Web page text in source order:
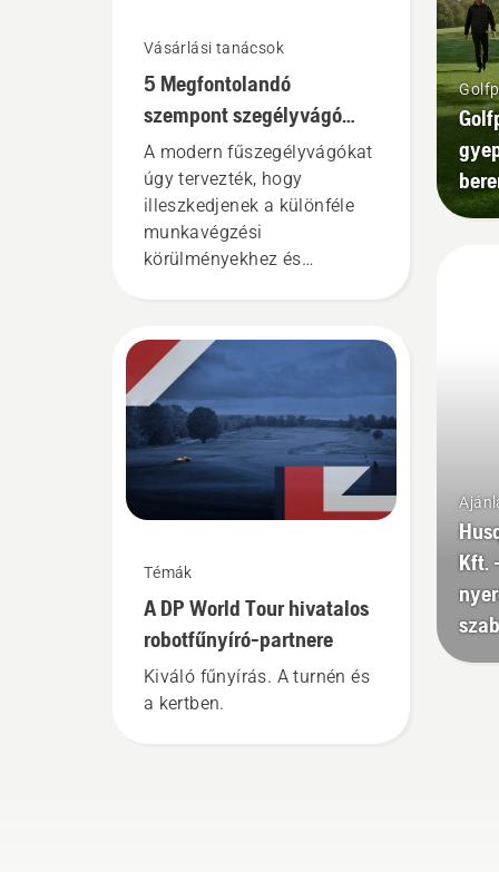
Vásárlási tanácsok
5 Megfontolandó
szempont szegélyvágó
vásárlásakor
A modern fűszegélyvágókat
úgy tervezték, hogy
illeszkedjenek a különféle
munkavégzési
körülményekhez és
Ön igényei szempontjából
optimális fűszegélyvágót?
Íme néhány alapvető kérdés,
amelyek megválaszolása
elvezeti a helyes
választáshoz.
Témák
A DP World Tour hivatalos
robotfűnyíró-partnere
Kiváló fűnyírás. A turnén és
a kertben.
Kft.